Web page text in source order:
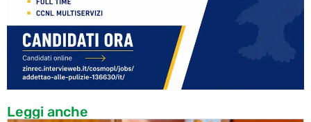
Leggi anche